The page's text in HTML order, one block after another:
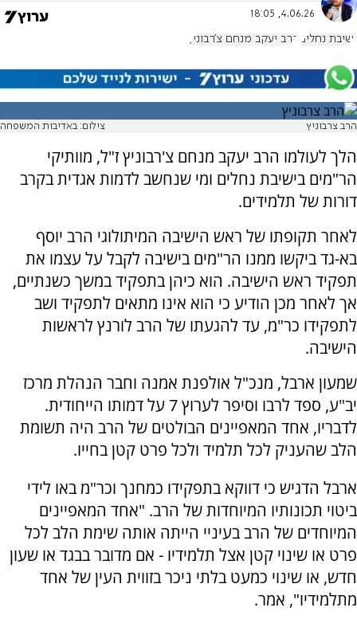
4.06.26, 18:05
ישיבת נחלים הרב יעקב מנחם צ'רבוניץ
הרב צרבוניץ צילום: באדיבות המשפחה
הלך לעולמו הרב יעקב מנחם צ'רבוניץ ז"ל, מוותיקי
הר"מים בישיבת נחלים ומי שנחשב לדמות אגדית בקרב
דורות של תלמידים.
לאחר תקופתו של ראש הישיבה המיתולוגי הרב יוסף
בא-גד ביקשו ממנו הר"מים בישיבה לקבל על עצמו את
תפקיד ראש הישיבה. הוא כיהן בתפקיד במשך כשנתיים,
אך לאחר מכן הודיע כי הוא אינו מתאים לתפקיד ושב
לתפקידו כר"מ, עד להגעתו של הרב לורנץ לראשות
הישיבה.
שמעון ארבל, מנכ"ל אולפנת אמנה וחבר הנהלת מרכז
יב"ע, ספד לרבו וסיפר לערוץ 7 על דמותו הייחודית.
לדבריו, אחד המאפיינים הבולטים של הרב היה תשומת
הלב שהעניק לכל תלמיד ולכל פרט קטן בחייו.
ארבל הדגיש כי דווקא בתפקידו כמחנך וכר"מ באו לידי
ביטוי תכונותיו המיוחדות של הרב. "אחד המאפיינים
המיוחדים של הרב בעיניי הייתה אותה שימת הלב לכל
פרט או שינוי קטן אצל תלמידיו - אם מדובר בבגד או שעון
חדש, או שינוי כמעט בלתי ניכר בזווית העין של אחד
מתלמידיו", אמר.